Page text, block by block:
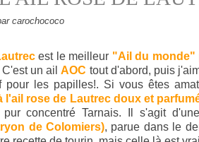
carochococo
est le meilleur "Ail du monde"
C'est un ailAOC tout d'abord, puis
pour les papilles!. Si vous êtes
l'ail rose de Lautrec doux et
concentré Tarnais. Il s'agit
de Colomiers), parue dans le